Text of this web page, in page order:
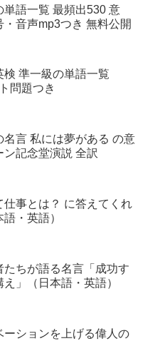
単語一覧 最頻出530 意
・音声mp3つき 無料公開
検 準一級の単語一覧
問題つき
名言 私には夢がある の意
ン記念堂演説 全訳
仕事とは？ に答えてくれ
・英語）
たちが語る名言「成功す
」（日本語・英語）
ーションを上げる偉人の